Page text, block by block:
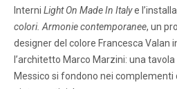
Interni Light On Made In Italye
colori. Armonie contemporanee, un
designer del colore Francesca Valan
l’architetto Marco Marzini: una
Messico si fondono nei complementi